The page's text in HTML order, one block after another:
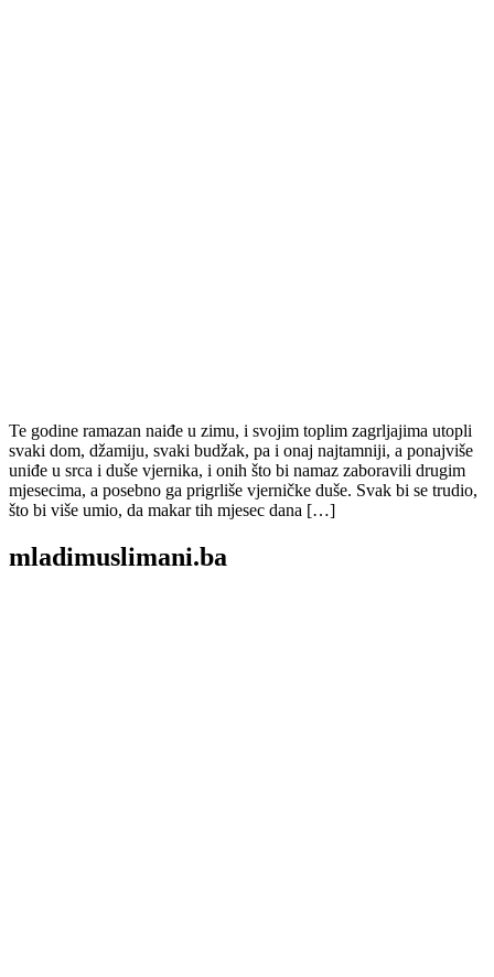
Te godine ramazan naiđe u zimu, i svojim toplim zagrljajima utopli
svaki dom, džamiju, svaki budžak, pa i onaj najtamniji, a ponajviše
uniđe u srca i duše vjernika, i onih što bi namaz zaboravili drugim
mjesecima, a posebno ga prigrliše vjerničke duše. Svak bi se trudio,
što bi više umio, da makar tih mjesec dana […]
mladimuslimani.ba